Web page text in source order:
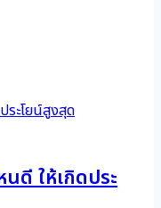
นดี ให้เกิดประ